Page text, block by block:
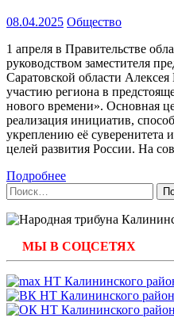
08.04.2025 Общество
1 апреля в Правительстве
руководством заместителя
Саратовской области
участию региона в
нового времени». Основная
реализация инициатив,
укреплению её суверенитета
целей развития России. На
Подробнее
Найти:
МЫ В СОЦСЕТЯХ